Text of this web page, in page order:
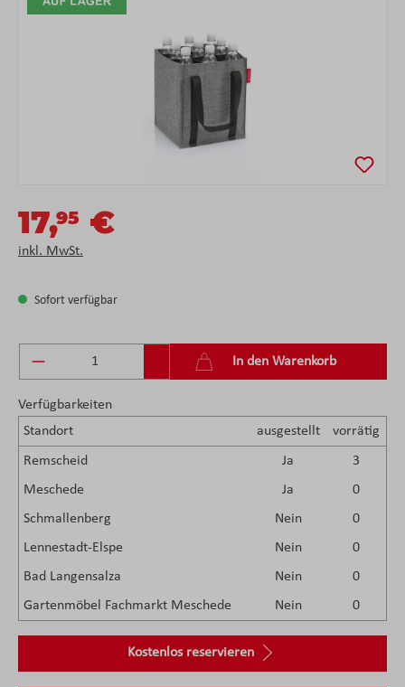
17,95 €
inkl. MwSt.
Sofort verfügbar
Produkt Anzahl: Gib den gewünschten Wert
In den Warenkorb
Verfügbarkeiten
Standort
ausgestellt vorrätig
Remscheid Ja
3
Meschede
Ja
0
Schmallenberg
Nein
0
Lennestadt-Elspe
Nein
0
Bad Langensalza
Nein
0
Gartenmöbel Fachmarkt Meschede
Nein 0
Kostenlos reservieren